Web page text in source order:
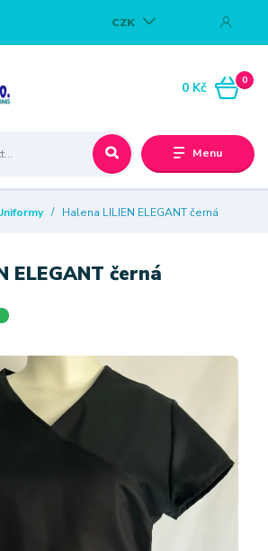
Menu
CZK
0
0 Kč
Halena LILIEN ELEGANT černá
ELEGANT černá